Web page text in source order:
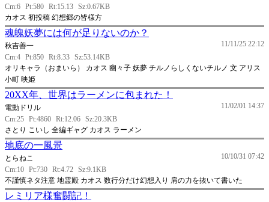
Cm:6 Pt:580 Rt:15.13 Sz:0.67KB
カオス 初投稿 幻想郷の皆様方
魂魄妖夢には何が足りないのか？
11/11/25 22:12
秋吉善一
Cm:4 Pt:850 Rt:8.33 Sz:53.14KB
オリキャラ（おまいら） カオス 幽々子 妖夢 チルノらしくないチルノ 文 アリス
小町 映姫
20XX年、世界はラーメンに包まれた！
11/02/01 14:37
電動ドリル
Cm:25 Pt:4860 Rt:12.06 Sz:20.3KB
さとり こいし 全編ギャグ カオス ラーメン
地底の一風景
10/10/31 07:42
とらねこ
Cm:10 Pt:730 Rt:4.72 Sz:9.1KB
不謹慎ネタ注意 地霊殿 カオス 数行分だけ幻想入り 肩の力を抜いて書いた
レミリア様奮闘記！